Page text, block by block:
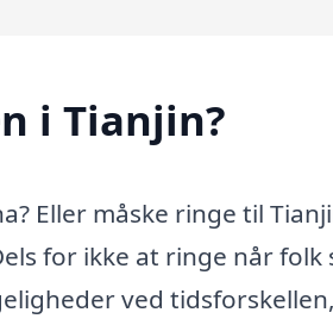
i Tianjin?
Eller måske ringe til
for ikke at ringe når
ved